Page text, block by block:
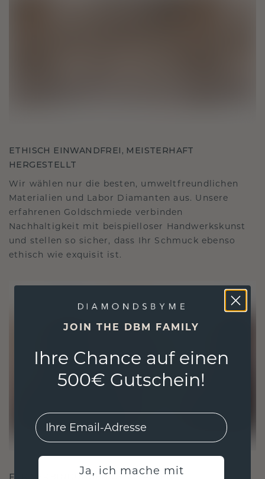
ETHISCH EINWANDFREI, MEISTERHAFT
HERGESTELLT
Wir wählen nur die besten, umweltfreundlichen
Materialien und Labor Diamanten aus. Unsere
erfahrenen Goldschmiede verbinden
Nachhaltigkeit mit beispielloser Handwerkskunst
und stellen so sicher, dass Ihr Schmuck ebenso
ethisch wie exquisit ist.
FÜR VERBINDUNGEN GESCHAFFEN
JOIN THE DBM FAMILY
Ihre Chance auf einen
500€ Gutschein!
EMail
Ja, ich mache mit